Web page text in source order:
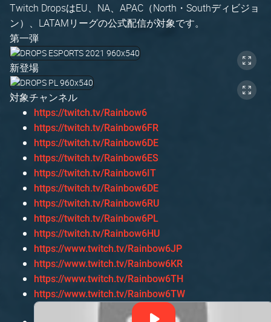
Twitch DropsはEU、NA、APAC（North・Southディビジョ
ン）、LATAMリーグの公式配信が対象です。
第一弾
新登場
対象チャンネル
https://twitch.tv/Rainbow6
https://twitch.tv/Rainbow6FR
https://twitch.tv/Rainbow6DE
https://twitch.tv/Rainbow6ES
https://twitch.tv/Rainbow6IT
https://twitch.tv/Rainbow6DE
https://twitch.tv/Rainbow6RU
https://twitch.tv/Rainbow6PL
https://twitch.tv/Rainbow6HU
https://www.twitch.tv/Rainbow6JP
https://www.twitch.tv/Rainbow6KR
https://www.twitch.tv/Rainbow6TH
https://www.twitch.tv/Rainbow6TW